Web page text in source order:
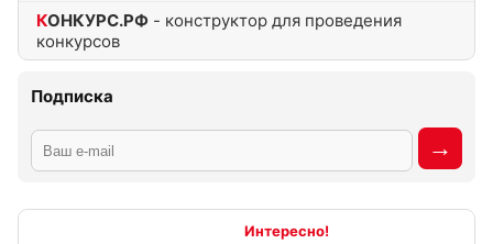
КОНКУРС.РФ - конструктор для проведения
конкурсов
Подписка